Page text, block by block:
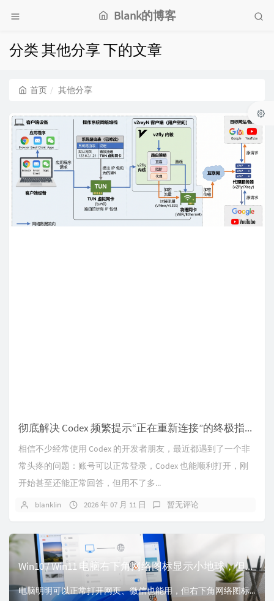
Blank的博客
分类 其他分享 下的文章
首页 其他分享
彻底解决 Codex 频繁提示“正在重新连接”的终极指南：从网络原理到三套实用方案
相信不少经常使用 Codex 的开发者朋友，最近都遇到了一个非
常头疼的问题：账号可以正常登录，Codex 也能顺利打开，刚
开始甚至还能正常回答，但用不了多...
blanklin 2026 年 07 月 11 日 暂无评论
Win10 / Win11 电脑右下角网络图标显示小地球，但明明可以上网怎么办？
电脑明明可以正常打开网页、微信也能用，但右下角网络图标却一直显示小地球，甚至提示“无 Internet”。这类问题大多数不是网络真的断了，而是 Windo...